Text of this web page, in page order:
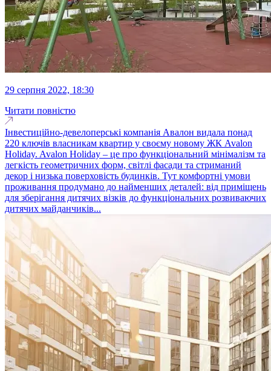
29 серпня 2022, 18:30
Читати повністю
Інвестиційно-девелоперські компанія Авалон видала понад
220 ключів власникам квартир у своєму новому ЖК Avalon
Holiday. Avalon Holiday – це про функціональний мінімалізм та
легкість геометричних форм, світлі фасади та стриманий
декор і низька поверховість будинків. Тут комфортні умови
проживання продумано до найменших деталей: від приміщень
для зберігання дитячих візків до функціональних розвиваючих
дитячих майданчиків...